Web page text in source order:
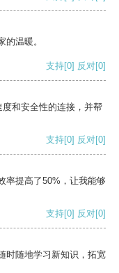
温暖。
支持[0] 反对[0]
和安全性的连接，并帮
支持[0] 反对[0]
率提高了50%，让我能够
支持[0] 反对[0]
时随地学习新知识，拓宽